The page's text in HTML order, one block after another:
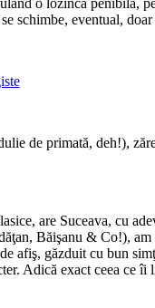
schimbe, eventual, doar
de primată, deh!),
are Suceava, cu
Băişanu & Co!),
afiş, găzduit cu bun
Adică exact ceea ce